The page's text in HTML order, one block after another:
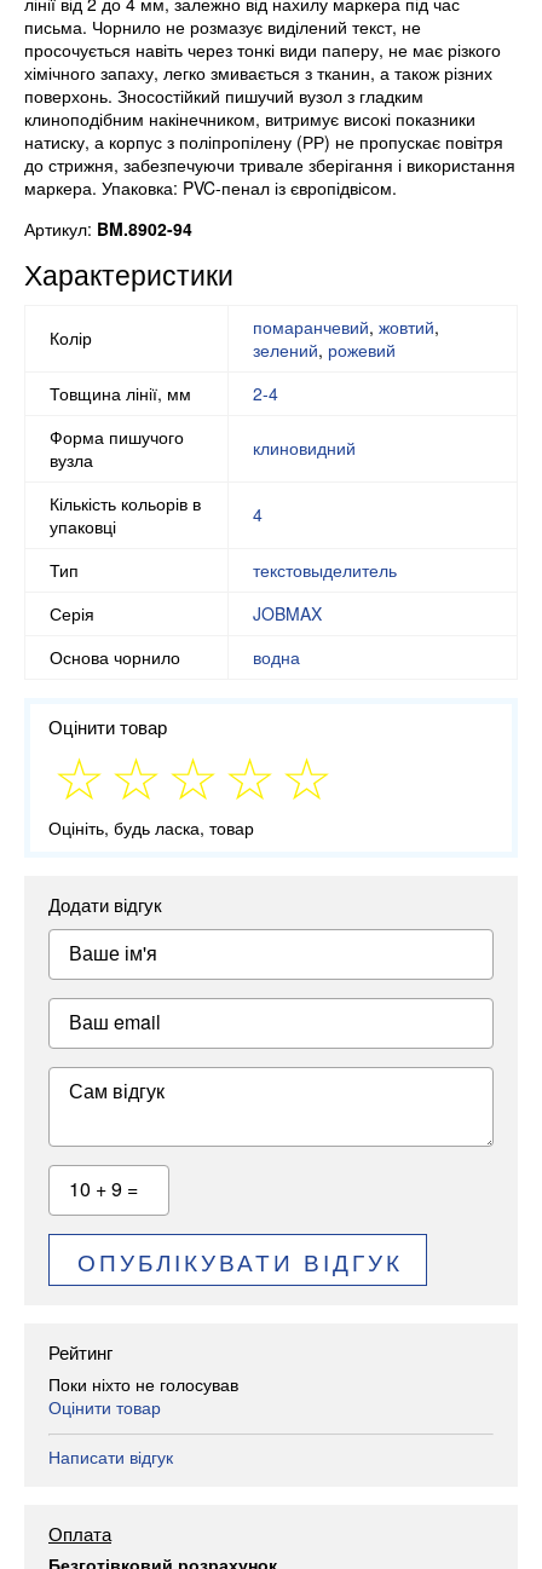
письма. Чорнило не розмазує виділений текст, не
просочується навіть через тонкі види паперу, не має різкого
хімічного запаху, легко змивається з тканин, а також різних
поверхонь. Зносостійкий пишучий вузол з гладким
клиноподібним накінечником, витримує високі показники
натиску, а корпус з поліпропілену (РР) не пропускає повітря
до стрижня, забезпечуючи тривале зберігання і використання
маркера. Упаковка: PVC-пенал із європідвісом.
Артикул: BM.8902-94
Характеристики
Колір помаранчевий, жовтий,
зелений, рожевий
Товщина лінії, мм
2-4
Форма пишучого
вузла
клиновидний
Кількість кольорів в
упаковці
4
Тип
текстовыделитель
Серія
JOBMAX
Основа чорнило
водна
Оцінити товар
Оцініть, будь ласка, товар
Додати відгук
Ваше ім'я
Ваш email
Сам відгук
10 + 9 =
ОПУБЛІКУВАТИ ВІДГУК
Рейтинг
Поки ніхто не голосував
Оцінити товар
Написати відгук
Оплата